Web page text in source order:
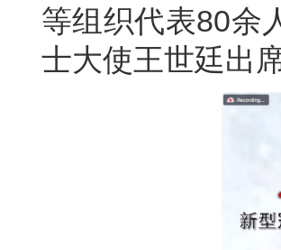
等组织代表80余
士大使王世廷出